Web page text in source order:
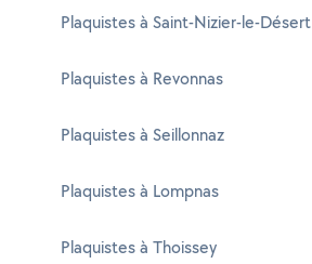
Plaquistes à Saint-Nizier-le-Désert
Plaquistes à Revonnas
Plaquistes à Seillonnaz
Plaquistes à Lompnas
Plaquistes à Thoissey